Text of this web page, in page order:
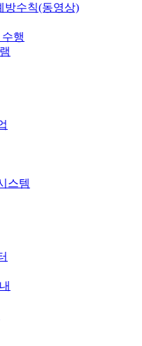
방수칙(동영상)
행
스템